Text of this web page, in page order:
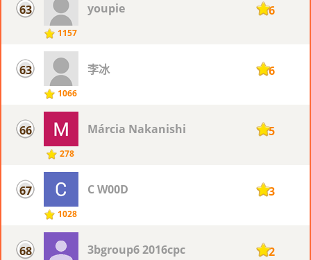
63
1157
youpie 116
63
1066
李冰 116
66
278
Márcia Nakanishi 115
67
1028
C W00D 113
68 3bgroup6 2016cpc 112